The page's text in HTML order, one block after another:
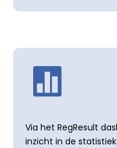

Via het RegResult
inzicht in de